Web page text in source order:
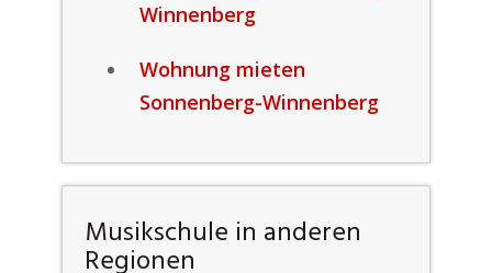
Winnenberg
Wohnung mieten
Sonnenberg-Winnenberg
Musikschule in anderen
Regionen